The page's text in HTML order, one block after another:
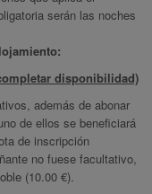
serán las noches
disponibilidad)
además de abonar
de ellos se beneficiará
de inscripción
no fuese facultativo,
(10.00 €).